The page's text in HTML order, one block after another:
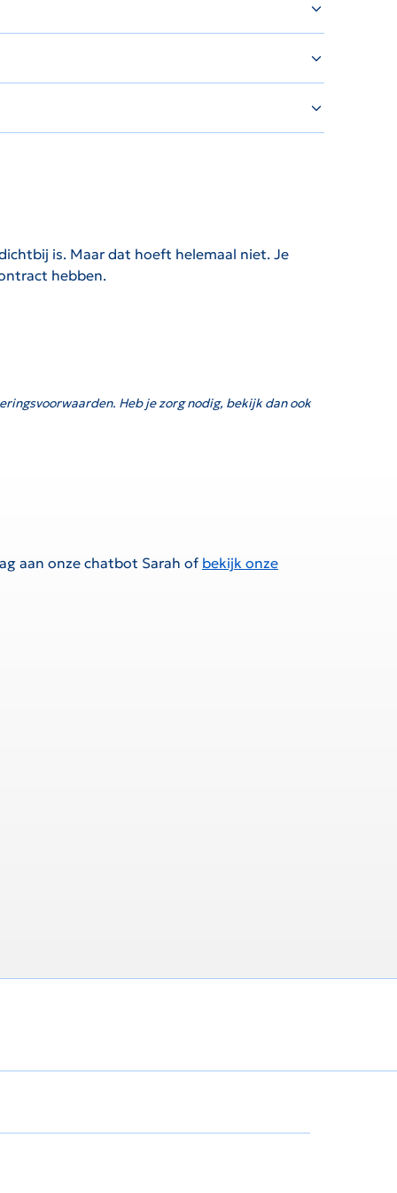
is. Maar dat hoeft helemaal niet. Je
hebben.
Heb je zorg nodig, bekijk dan ook
aan onze chatbot Sarah of bekijk onze